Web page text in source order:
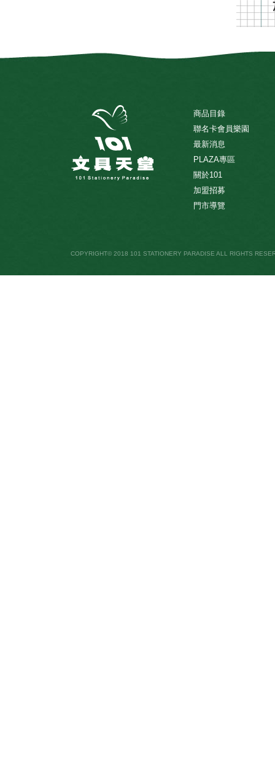
商品目錄
聯名卡會員樂園
最新消息
PLAZA專區
關於101
加盟招募
門市導覽
COPYRIGHT© 2018 101 STATIONERY PARADISE ALL RIGHTS